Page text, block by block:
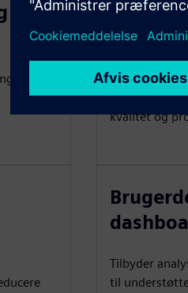
og
realtid
Giver direkte
kvalitet og
Tilbyder
til